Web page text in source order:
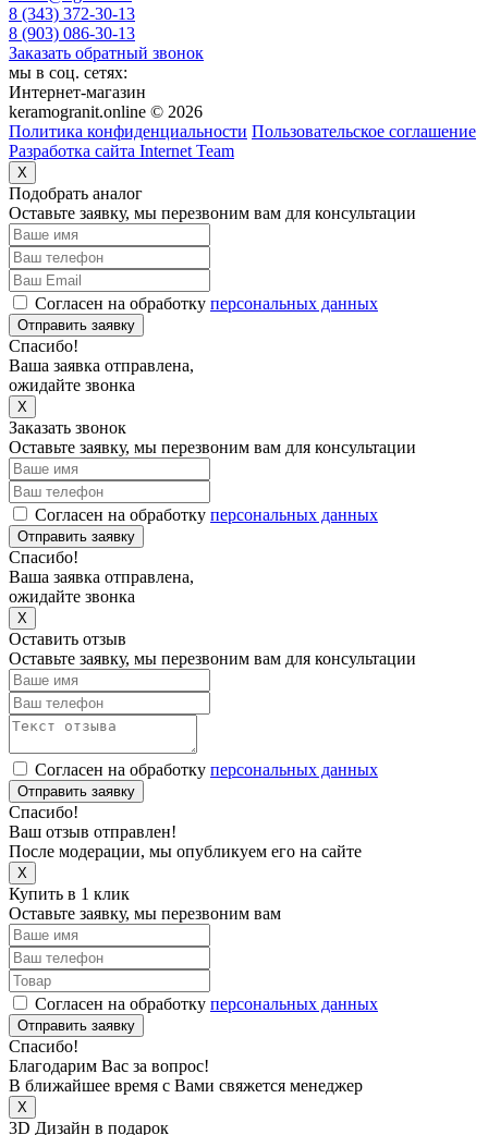
8 (343) 372-30-13
8 (903) 086-30-13
Заказать обратный звонок
мы в соц. сетях:
Интернет-магазин
keramogranit.online © 2026
Политика конфиденциальности Пользовательское соглашение
Разработка сайта Internet Team
X
Подобрать аналог
Оставьте заявку, мы перезвоним вам для консультации
Согласен на обработку персональных данных
Отправить заявку
Спасибо!
Ваша заявка отправлена,
ожидайте звонка
X
Заказать звонок
Оставьте заявку, мы перезвоним вам для консультации
Согласен на обработку персональных данных
Отправить заявку
Спасибо!
Ваша заявка отправлена,
ожидайте звонка
X
Оставить отзыв
Оставьте заявку, мы перезвоним вам для консультации
Согласен на обработку персональных данных
Отправить заявку
Спасибо!
Ваш отзыв отправлен!
После модерации, мы опубликуем его на сайте
X
Купить в 1 клик
Оставьте заявку, мы перезвоним вам
Согласен на обработку персональных данных
Отправить заявку
Спасибо!
Благодарим Вас за вопрос!
В ближайшее время с Вами свяжется менеджер
X
3D Дизайн в подарок